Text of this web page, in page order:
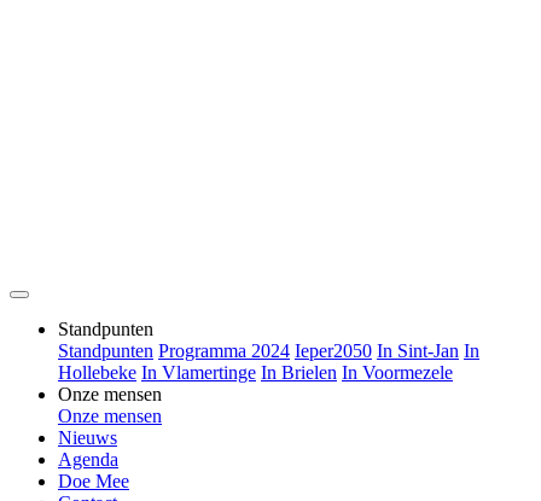
Standpunten
Standpunten Programma 2024 Ieper2050 In Sint-Jan In
Hollebeke In Vlamertinge In Brielen In Voormezele
Onze mensen
Onze mensen
Nieuws
Agenda
Doe Mee